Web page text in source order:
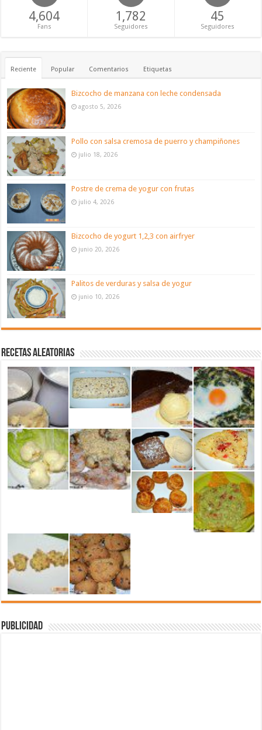
4,604
Fans
1,782
Seguidores
45
Seguidores
Reciente Popular Comentarios Etiquetas
Bizcocho de manzana con leche condensada
agosto 5, 2026
Pollo con salsa cremosa de puerro y champiñones
julio 18, 2026
Postre de crema de yogur con frutas
julio 4, 2026
Bizcocho de yogurt 1,2,3 con airfryer
junio 20, 2026
Palitos de verduras y salsa de yogur
junio 10, 2026
Recetas aleatorias
Publicidad